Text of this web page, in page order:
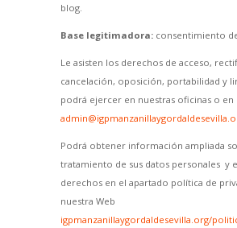
blog.
Base legitimadora:consentimiento
Le asisten los derechos de acceso,
cancelación, oposición, portabilidad y
podrá ejercer en nuestras oficinas o en
Podrá obtener información ampliada
tratamiento de sus datos personales y
derechos en el apartado política de
nuestra Web
igpmanzanillaygordaldesevilla.org/